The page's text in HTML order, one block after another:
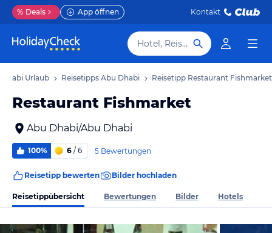
% Deals App öffnen Kontakt
Hotel, Reiseziel
Urlaub Reisetipps Abu Dhabi Reisetipp Restaurant Fishmarket
Restaurant Fishmarket
Abu Dhabi/Abu Dhabi
100% 6 / 6 5 Bewertungen
Reisetipp bewerten Bilder hochladen
Reisetippübersicht Bewertungen Bilder Hotels